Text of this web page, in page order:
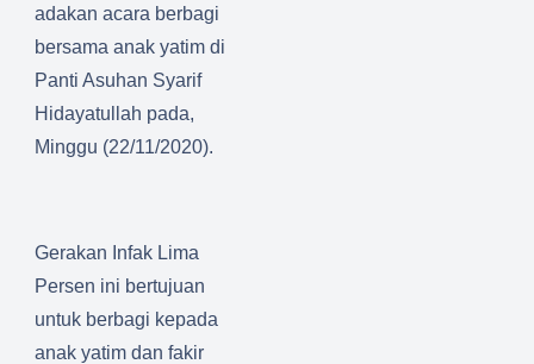
adakan acara berbagi
bersama anak yatim di
Panti Asuhan Syarif
Hidayatullah pada,
Minggu (22/11/2020).
Gerakan Infak Lima
Persen ini bertujuan
untuk berbagi kepada
anak yatim dan fakir